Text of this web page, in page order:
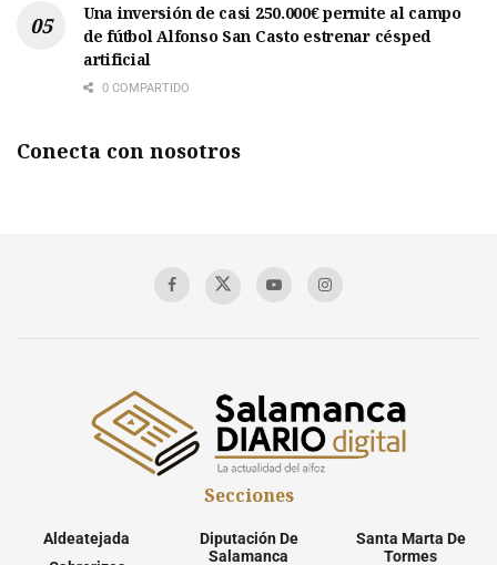
Una inversión de casi 250.000€ permite al campo
de fútbol Alfonso San Casto estrenar césped
artificial
0 COMPARTIDO
Conecta con nosotros
Secciones
Aldeatejada
Diputación De
Salamanca
Santa Marta De
Tormes